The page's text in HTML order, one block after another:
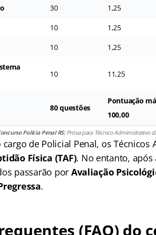
30 1,25
10 1,25
10 1,25
10 11,25
80 questões
Pontuação
100,00
Polícia Penal RS: Prova para Técnico Administrativo
de Policial Penal, os Técnicos
Física (TAF). No entanto, após
passarão por Avaliação
.
(FAQ) do